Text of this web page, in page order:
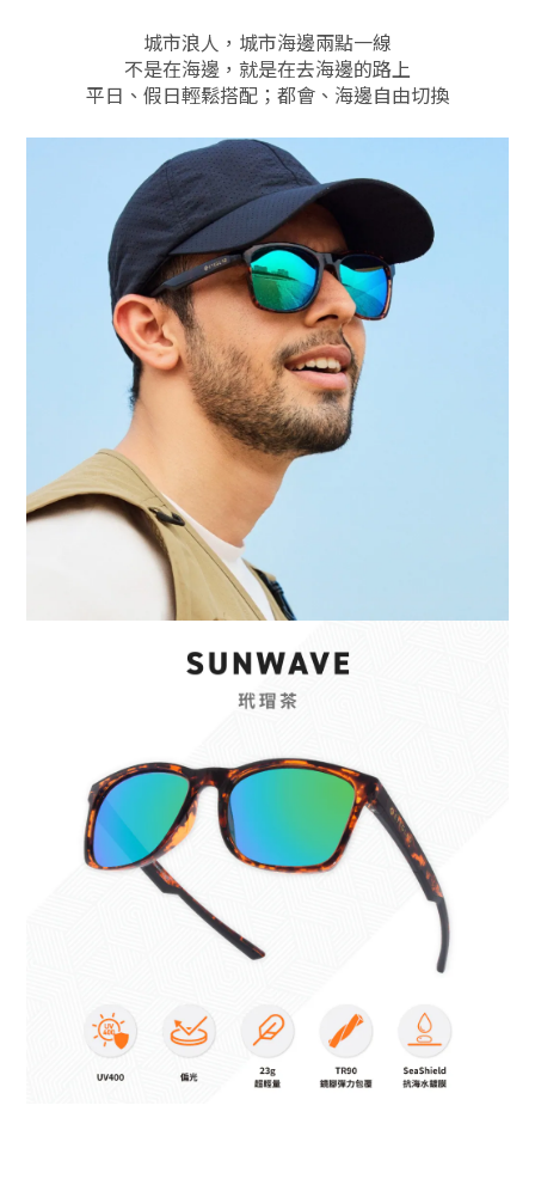
城市浪人，城市海邊兩點一線
不是在海邊，就是在去海邊的路上
平日、假日輕鬆搭配；都會、海邊自由切換